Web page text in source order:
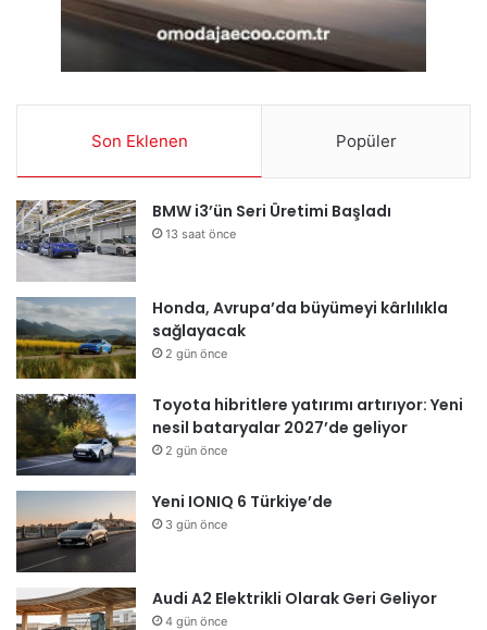
Son Eklenen Popüler
BMW i3’ün Seri Üretimi Başladı
13 saat önce
Honda, Avrupa’da büyümeyi kârlılıkla
sağlayacak
2 gün önce
Toyota hibritlere yatırımı artırıyor: Yeni
nesil bataryalar 2027’de geliyor
2 gün önce
Yeni IONIQ 6 Türkiye’de
3 gün önce
Audi A2 Elektrikli Olarak Geri Geliyor
4 gün önce